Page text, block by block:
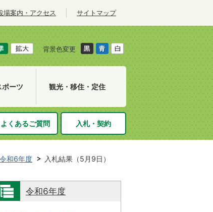
場案内・アクセス サイトマップ
背景色変更
ーツ 観光・移住・定住
よくあるご質問 入札・契約
令和6年度 入札結果（5月9日）
令和6年度